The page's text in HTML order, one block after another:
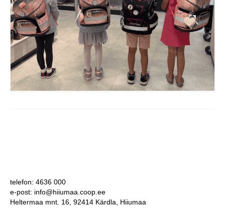
telefon: 4636 000
e-post: info@hiiumaa.coop.ee
Heltermaa mnt. 16, 92414 Kärdla, Hiiumaa